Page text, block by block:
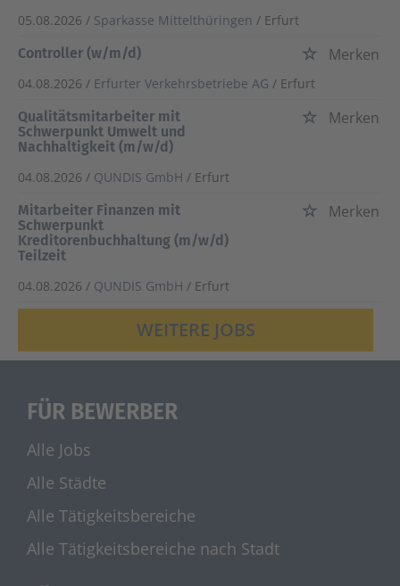
05.08.2026 / Sparkasse Mittelthüringen / Erfurt
Controller (w/m/d)
Merken
04.08.2026 / Erfurter Verkehrsbetriebe AG / Erfurt
Qualitätsmitarbeiter mit
Schwerpunkt Umwelt und
Nachhaltigkeit (m/w/d)
Merken
04.08.2026 / QUNDIS GmbH / Erfurt
Mitarbeiter Finanzen mit
Schwerpunkt
Kreditorenbuchhaltung (m/w/d)
Teilzeit
Merken
04.08.2026 / QUNDIS GmbH / Erfurt
WEITERE JOBS
FÜR BEWERBER
Alle Jobs
Alle Städte
Alle Tätigkeitsbereiche
Alle Tätigkeitsbereiche nach Stadt